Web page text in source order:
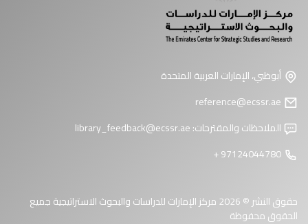
أبوظبي، الإمارات العربية المتحدة
الملاحظات والمقترحات:library_feedback@ecssr.ae
حقوق النشر © 2026 مركز الإمارات للدراسات والبحوث الاستراتيجية جميع
الحقوق محفوظة